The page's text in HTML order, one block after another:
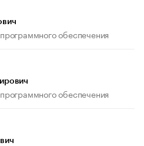
обеспечения
обеспечения